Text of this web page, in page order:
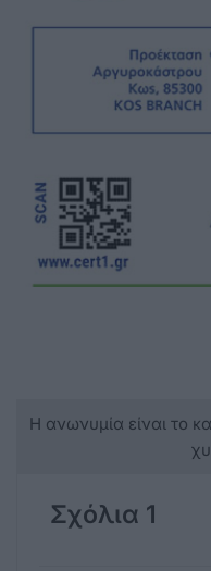
Η ανωνυμία είναι το
Σχόλια 1